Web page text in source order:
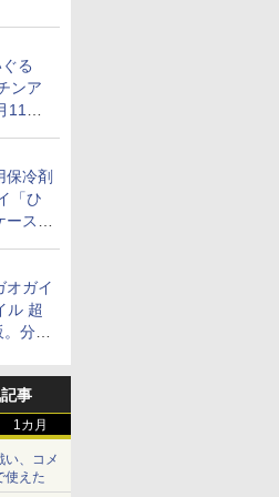
る
ンア
日
保冷剤
「ひ
ース
オガイ
ル 超
分離
事
1カ月
い、コメ
使えた